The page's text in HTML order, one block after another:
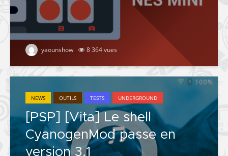
yaounshow 8 364 vues
NEWS OUTILS TESTS UNDERGROUND
[PSP] [Vita] Le shell
CyanogenMod passe en
version 3.1